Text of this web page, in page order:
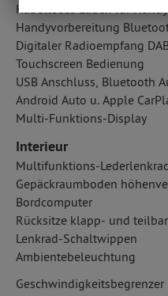
Kabelloses Laden für
Handyvorbereitung
Digitaler Radioempfang
Touchscreen Bedienung
USB Anschluss, Bluetooth
Android Auto u. Apple
Multi-Funktions-Display
Interieur
Multifunktions-
Gepäckraumboden
Bordcomputer
Rücksitze klapp- und teilbar
Lenkrad-Schaltwippen
Ambientebeleuchtung
Geschwindigkeitsbegrenzer